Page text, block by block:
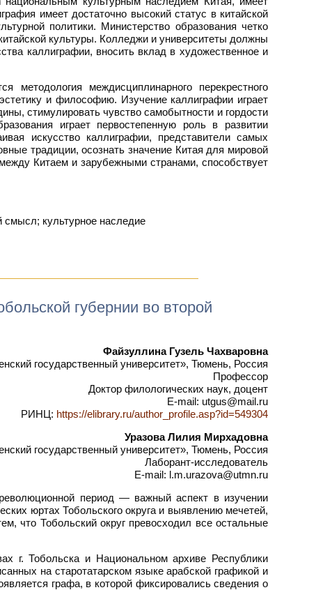
имеет достаточно высокий статус в китайской
политики. Министерство образования четко
культуры. Колледжи и университеты должны
каллиграфии, вносить вклад в художественное и
методология междисциплинарного перекрестного
и философию. Изучение каллиграфии играет
стимулировать чувство самобытности и гордости
играет первостепенную роль в развитии
искусство каллиграфии, представители самых
традиции, осознать значение Китая для мировой
Китаем и зарубежными странами, способствует
смысл; культурное наследие
губернии во второй
Файзуллина Гузель Чахваровна
государственный университет», Тюмень, Россия
Профессор
Доктор филологических наук, доцент
E-mail: utgus@mail.ru
РИНЦ: https://elibrary.ru/author_profile.asp?id=549304
Уразова Лилия Мирхадовна
государственный университет», Тюмень, Россия
Лаборант-исследователь
E-mail: l.m.urazova@utmn.ru
период — важный аспект в изучении
юртах Тобольского округа и выявлению мечетей,
что Тобольский округ превосходил все остальные
г. Тобольска и Национальном архиве Республики
на старотатарском языке арабской графикой и
графа, в которой фиксировались сведения о